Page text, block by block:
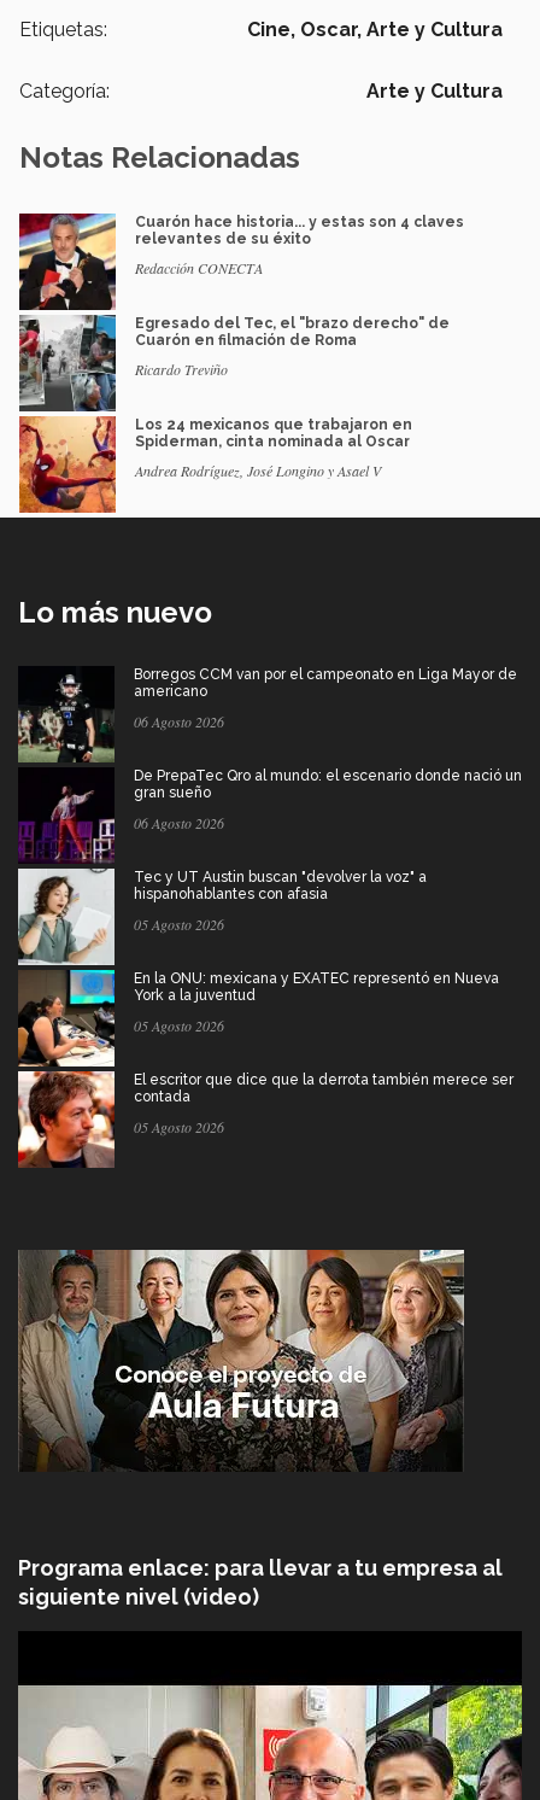
Etiquetas: Cine, Oscar, Arte y Cultura
Categoría: Arte y Cultura
Notas Relacionadas
Cuarón hace historia... y estas son 4 claves
relevantes de su éxito
Redacción CONECTA
Egresado del Tec, el "brazo derecho" de
Cuarón en filmación de Roma
Ricardo Treviño
Los 24 mexicanos que trabajaron en
Spiderman, cinta nominada al Oscar
Andrea Rodríguez, José Longino y Asael V
Lo más nuevo
Borregos CCM van por el campeonato en Liga Mayor de
americano
06 Agosto 2026
De PrepaTec Qro al mundo: el escenario donde nació un
gran sueño
06 Agosto 2026
Tec y UT Austin buscan "devolver la voz" a
hispanohablantes con afasia
05 Agosto 2026
En la ONU: mexicana y EXATEC representó en Nueva
York a la juventud
05 Agosto 2026
El escritor que dice que la derrota también merece ser
contada
05 Agosto 2026
Programa enlace: para llevar a tu empresa al
siguiente nivel (video)